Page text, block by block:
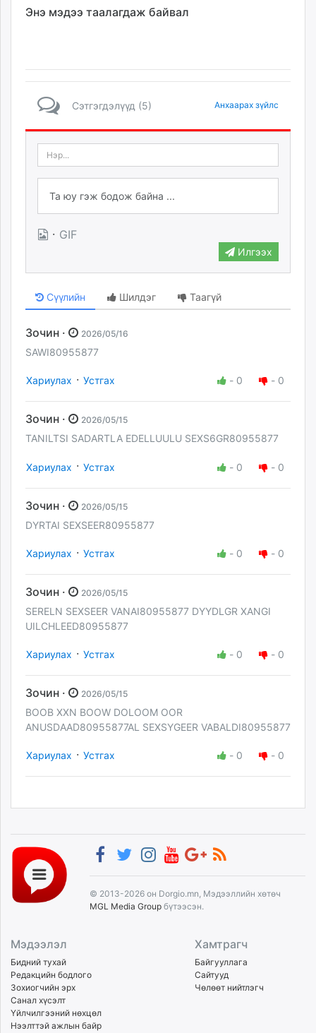
Энэ мэдээ таалагдаж байвал
Сэтгэгдэлүүд (5) Анхаарах зүйлс
· GIF
Илгээх
Сүүлийн Шилдэг Таагүй
Зочин · 2026/05/16
SAWI80955877
Хариулах · Устгах - 0 - 0
Зочин · 2026/05/15
TANILTSI SADARTLA EDELLUULU SEXS6GR80955877
Хариулах · Устгах - 0 - 0
Зочин · 2026/05/15
DYRTAI SEXSEER80955877
Хариулах · Устгах - 0 - 0
Зочин · 2026/05/15
SERELN SEXSEER VANAI80955877 DYYDLGR XANGI
UILCHLEED80955877
Хариулах · Устгах - 0 - 0
Зочин · 2026/05/15
BOOB XXN BOOW DOLOOM OOR
ANUSDAAD80955877AL SEXSYGEER VABALDI80955877
Хариулах · Устгах - 0 - 0
© 2013-2026 он Dorgio.mn, Мэдээллийн хөтөч
MGL Media Group бүтээсэн.
Мэдээлэл
Бидний тухай
Редакцийн бодлого
Зохиогчийн эрх
Санал хүсэлт
Үйлчилгээний нөхцөл
Нээлттэй ажлын байр
Хамтрагч
Байгууллага
Сайтууд
Чөлөөт нийтлэгч